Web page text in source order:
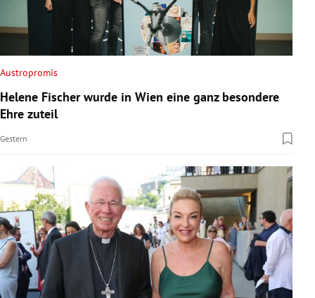
Austropromis
Helene Fischer wurde in Wien eine ganz besondere
Ehre zuteil
Gestern